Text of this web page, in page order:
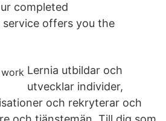
completed
offers you the
Lernia utbildar och
utvecklar individer,
och rekryterar och